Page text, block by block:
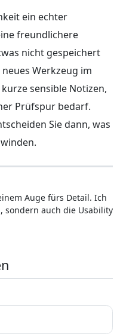
ein echter
freundlichere
nicht gespeichert
Werkzeug im
sensible Notizen,
Prüfspur bedarf.
Sie dann, was
Auge fürs Detail. Ich
sondern auch die Usability